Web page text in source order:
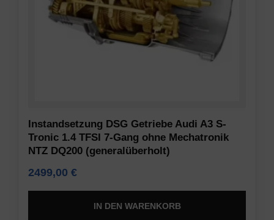
Instandsetzung DSG Getriebe Audi A3 S-
Tronic 1.4 TFSI 7-Gang ohne Mechatronik
NTZ DQ200 (generalüberholt)
2499,00 €
IN DEN WARENKORB